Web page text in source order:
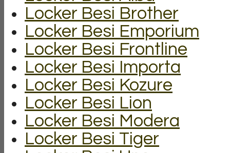
Locker Besi Brother
Locker Besi Emporium
Locker Besi Frontline
Locker Besi Importa
Locker Besi Kozure
Locker Besi Lion
Locker Besi Modera
Locker Besi Tiger